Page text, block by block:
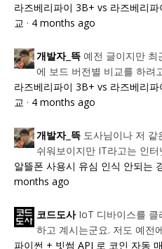
라즈베리파이 3B+ vs 라즈베리
교 · 4 months ago
개발자_뜩 예전 글이지만 최
에 보드 버전별 비교를 하려
라즈베리파이 3B+ vs 라즈베리
교 · 4 months ago
개발자_뜩 도사님이나 저 같
쉬워보이지만 IT라고는 인터
알뜰폰 사용시 유심 인식 안되는
months ago
코드도사 IoT 디바이스를 클
하고 계시는군요. 저도 예전
파이썬 + 빗썸 API 로 코인 자동